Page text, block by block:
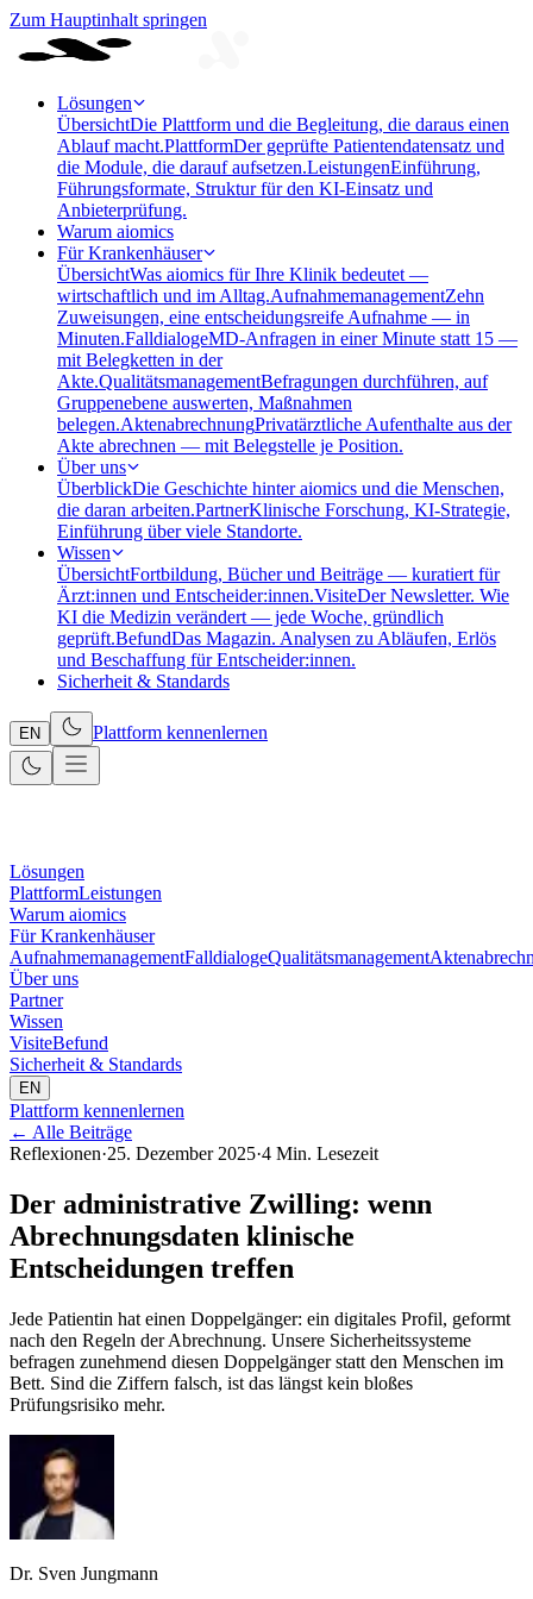
Zum Hauptinhalt springen
Lösungen
ÜbersichtDie Plattform und die Begleitung, die daraus einen
Ablauf macht.PlattformDer geprüfte Patientendatensatz und
die Module, die darauf aufsetzen.LeistungenEinführung,
Führungsformate, Struktur für den KI-Einsatz und
Anbieterprüfung.
Warum aiomics
Für Krankenhäuser
ÜbersichtWas aiomics für Ihre Klinik bedeutet —
wirtschaftlich und im Alltag.AufnahmemanagementZehn
Zuweisungen, eine entscheidungsreife Aufnahme — in
Minuten.FalldialogeMD-Anfragen in einer Minute statt 15 —
mit Belegketten in der
Akte.QualitätsmanagementBefragungen durchführen, auf
Gruppenebene auswerten, Maßnahmen
belegen.AktenabrechnungPrivatärztliche Aufenthalte aus der
Akte abrechnen — mit Belegstelle je Position.
Über uns
ÜberblickDie Geschichte hinter aiomics und die Menschen,
die daran arbeiten.PartnerKlinische Forschung, KI-Strategie,
Einführung über viele Standorte.
Wissen
ÜbersichtFortbildung, Bücher und Beiträge — kuratiert für
Ärzt:innen und Entscheider:innen.VisiteDer Newsletter. Wie
KI die Medizin verändert — jede Woche, gründlich
geprüft.BefundDas Magazin. Analysen zu Abläufen, Erlös
und Beschaffung für Entscheider:innen.
Sicherheit & Standards
EN Plattform kennenlernen
Lösungen
PlattformLeistungen
Warum aiomics
Für Krankenhäuser
AufnahmemanagementFalldialogeQualitätsmanagement
Über uns
Partner
Wissen
VisiteBefund
Sicherheit & Standards
EN
Plattform kennenlernen
← Alle Beiträge
Reflexionen·25. Dezember 2025·4 Min. Lesezeit
Der administrative Zwilling: wenn
Abrechnungsdaten klinische
Entscheidungen treffen
Jede Patientin hat einen Doppelgänger: ein digitales Profil, geformt
nach den Regeln der Abrechnung. Unsere Sicherheitssysteme
befragen zunehmend diesen Doppelgänger statt den Menschen im
Bett. Sind die Ziffern falsch, ist das längst kein bloßes
Prüfungsrisiko mehr.
Dr. Sven Jungmann